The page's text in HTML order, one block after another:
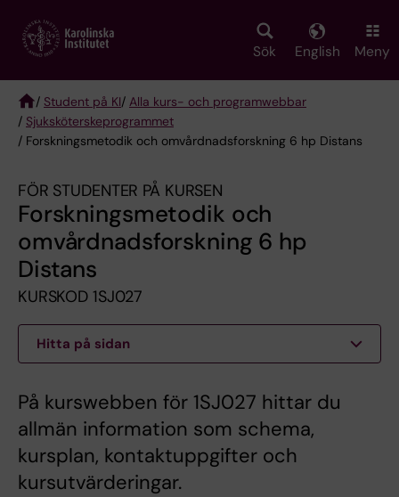
main
Sök English Meny
Breadcrumb
/ Student på KI/ Alla kurs- och programwebbar
/ Sjuksköterske­programmet
/ Forskningsmetodik och omvårdnadsforskning 6 hp Distans
FÖR STUDENTER PÅ KURSEN
Forskningsmetodik och
omvårdnadsforskning 6 hp
Distans
KURSKOD 1SJ027
Hitta på sidan
På kurswebben för 1SJ027 hittar du
allmän information som schema,
kursplan, kontaktuppgifter och
kursutvärderingar.